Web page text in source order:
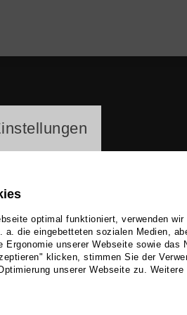
Barlog
optimal funktioniert, verwenden
a. die eingebetteten sozialen Medien,
Ergonomie unserer Webseite sowie das
klicken, stimmen Sie der
unserer Webseite zu.